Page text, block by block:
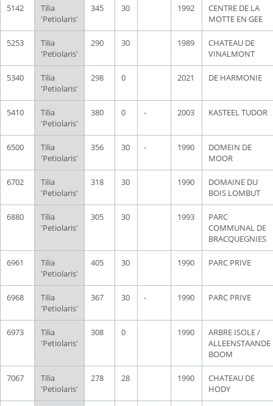
5142
Tilia
'Petiolaris'
345 30 1992
CENTRE DE LA
MOTTE EN GEE
5253
Tilia
'Petiolaris'
290 30 1989
CHATEAU DE
VINALMONT
5340
Tilia
'Petiolaris'
298 0 2021 DE HARMONIE
5410
Tilia
'Petiolaris'
380 0 - 2003 KASTEEL TUDOR
6500
Tilia
'Petiolaris'
356 30 - 1990
DOMEIN DE
MOOR
6702
Tilia
'Petiolaris'
318 30 1990
DOMAINE DU
BOIS LOMBUT
6880
Tilia
'Petiolaris'
305 30 1993
PARC
COMMUNAL DE
BRACQUEGNIES
6961
Tilia
'Petiolaris'
405 30 1990 PARC PRIVE
6968
Tilia
'Petiolaris'
367 30 - 1990 PARC PRIVE
6973
Tilia
'Petiolaris'
308 0 1990
ARBRE ISOLE /
ALLEENSTAANDE
BOOM
7067
Tilia
'Petiolaris'
278 28 1990
CHATEAU DE
HODY